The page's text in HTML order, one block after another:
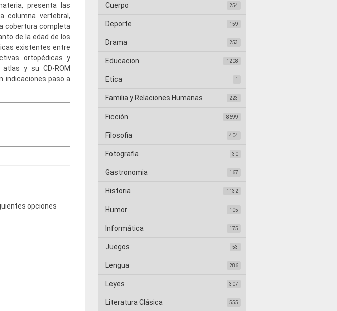
presenta las
columna vertebral,
cobertura completa
de la edad de los
existentes entre
ortopédicas y
y su CD-ROM
indicaciones paso a
opciones
Cuerpo 254
Deporte 159
Drama 253
Educacion 1208
Etica 1
Familia y Relaciones Humanas 223
Ficción 8699
Filosofia 404
Fotografia 30
Gastronomia 167
Historia 1132
Humor 105
Informática 175
Juegos 53
Lengua 286
Leyes 307
Literatura Clásica 555